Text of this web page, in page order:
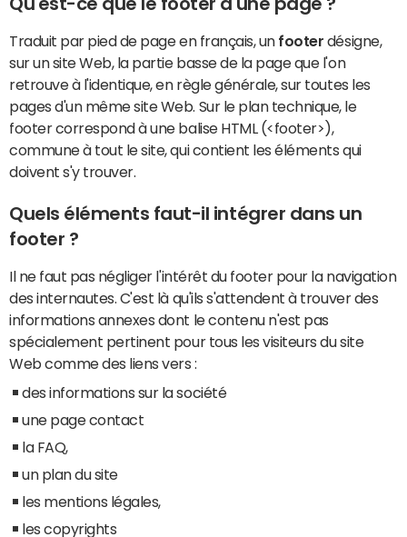
Traduit par pied de page en français, un footer désigne,
sur un site Web, la partie basse de la page que l'on
retrouve à l'identique, en règle générale, sur toutes les
pages d'un même site Web. Sur le plan technique, le
footer correspond à une balise HTML (<footer>),
commune à tout le site, qui contient les éléments qui
doivent s'y trouver.
Quels éléments faut-il intégrer dans un
footer ?
Il ne faut pas négliger l'intérêt du footer pour la navigation
des internautes. C'est là qu'ils s'attendent à trouver des
informations annexes dont le contenu n'est pas
spécialement pertinent pour tous les visiteurs du site
Web comme des liens vers :
des informations sur la société
une page contact
la FAQ,
un plan du site
les mentions légales,
les copyrights